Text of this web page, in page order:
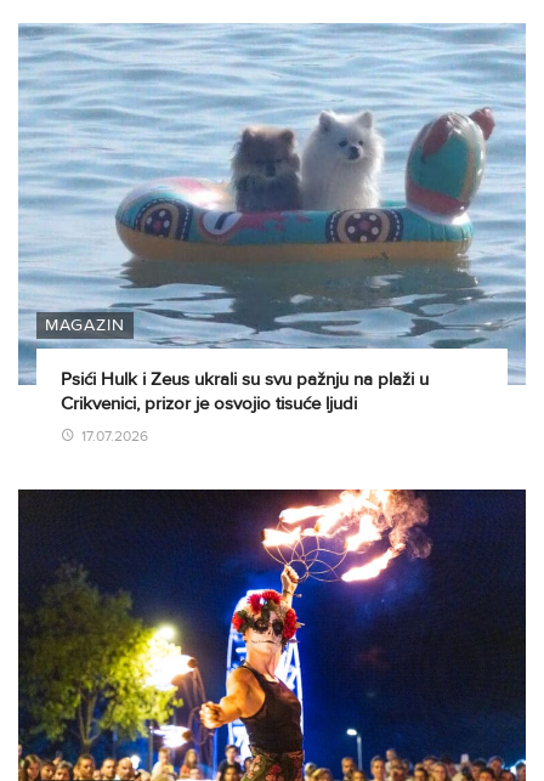
MAGAZIN
Psići Hulk i Zeus ukrali su svu pažnju na plaži u
Crikvenici, prizor je osvojio tisuće ljudi
17.07.2026